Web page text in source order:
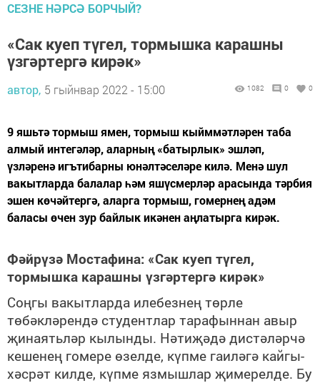
СЕЗНЕ НӘРСӘ БОРЧЫЙ?
«Сак куеп түгел, тормышка карашны
үзгәртергә кирәк»
автор, 5 гыйнвар 2022 - 15:00 1082 0 0
9 яшьтә тормыш ямен, тормыш кыйммәтләрен таба
алмый интегәләр, аларның «батырлык» эшләп,
үзләренә игътибарны юнәлтәселәре килә. Менә шул
вакытларда балалар һәм яшүсмерләр арасында тәрбия
эшен көчәйтергә, аларга тормыш, гомернең адәм
баласы өчен зур байлык икәнен аңлатырга кирәк.
Фәйрүзә Мостафина: «Сак куеп түгел,
тормышка карашны үзгәртергә кирәк»
Соңгы вакытларда илебезнең төрле
төбәкләрендә студентлар тарафыннан авыр
җинаятьләр кылынды. Нәтиҗәдә дистәләрчә
кешенең гомере өзелде, күпме гаиләгә кайгы-
хәсрәт килде, күпме язмышлар җимерелде. Бу